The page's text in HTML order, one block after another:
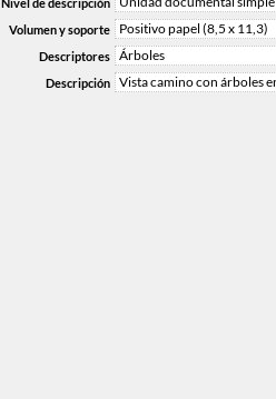
Volumen y soporte Positivo papel (8,5 x 11,3)
Descriptores Árboles
Descripción Vista camino con árboles